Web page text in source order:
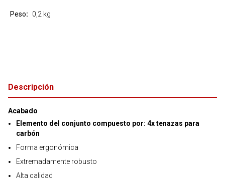
Descripción
Acabado
Elemento del conjunto compuesto por: 4x tenazas para
carbón
Forma ergonómica
Extremadamente robusto
Alta calidad
Peso 0,2 kg